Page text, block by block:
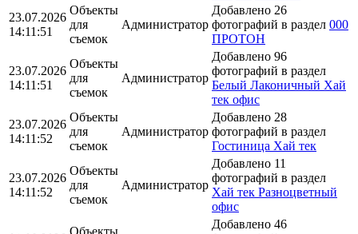
23.07.2026
14:11:51
Объекты
для
съемок
Администратор
Добавлено 26
фотографий в раздел 000
ПРОТОН
23.07.2026
14:11:51
Объекты
для
съемок
Администратор
Добавлено 96
фотографий в раздел
Белый Лаконичный Хай
тек офис
23.07.2026
14:11:52
Объекты
для
съемок
Администратор
Добавлено 28
фотографий в раздел
Гостиница Хай тек
23.07.2026
14:11:52
Объекты
для
съемок
Администратор
Добавлено 11
фотографий в раздел
Хай тек Разноцветный
офис
Объекты
Добавлено 46